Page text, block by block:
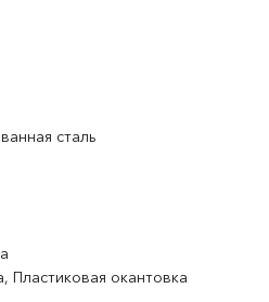
сталь
окантовка